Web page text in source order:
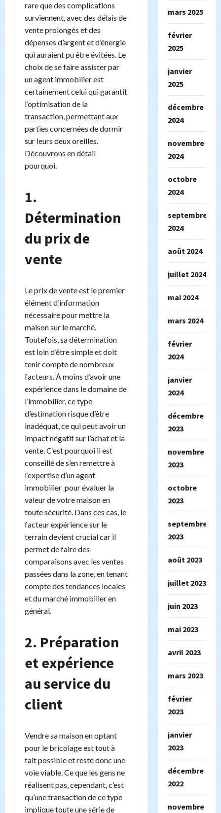
rare que des complications
surviennent, avec des délais de
vente prolongés et des
dépenses d’argent et d’énergie
qui auraient pu être évitées. Le
choix de se faire assister par
un agent immobilier est
certainement celui qui garantit
l’optimisation de la
transaction, permettant aux
parties concernées de dormir
sur leurs deux oreilles.
Découvrons en détail
pourquoi.
1.
Détermination
du prix de
vente
Le prix de vente est le premier
élément d’information
nécessaire pour mettre la
maison sur le marché.
Toutefois, sa détermination
est loin d’être simple et doit
tenir compte de nombreux
facteurs. À moins d’avoir une
expérience dans le domaine de
l’immobilier, ce type
d’estimation risque d’être
inadéquat, ce qui peut avoir un
impact négatif sur l’achat et la
vente. C’est pourquoi il est
conseillé de s’en remettre à
l’expertise d’un agent
immobilier pour évaluer la
valeur de votre maison en
toute sécurité. Dans ces cas, le
facteur expérience sur le
terrain devient crucial car il
permet de faire des
comparaisons avec les ventes
passées dans la zone, en tenant
compte des tendances locales
et du marché immobilier en
général.
2. Préparation
et expérience
au service du
client
Vendre sa maison en optant
pour le bricolage est tout à
fait possible et reste donc une
voie viable. Ce que les gens ne
réalisent pas, cependant, c’est
qu’une transaction de ce type
implique toute une série de
mars 2025
février
2025
janvier
2025
décembre
2024
novembre
2024
octobre
2024
septembre
2024
août 2024
juillet 2024
mai 2024
mars 2024
février
2024
janvier
2024
décembre
2023
novembre
2023
octobre
2023
septembre
2023
août 2023
juillet 2023
juin 2023
mai 2023
avril 2023
mars 2023
février
2023
janvier
2023
décembre
2022
novembre